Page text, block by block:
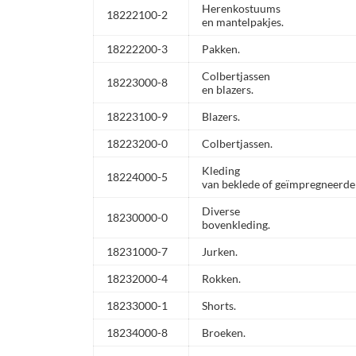
18222100-2
Herenkostuums
en mantelpakjes.
18222200-3
Pakken.
18223000-8
Colbertjassen
en blazers.
18223100-9
Blazers.
18223200-0
Colbertjassen.
18224000-5
Kleding
van beklede of
18230000-0
Diverse
bovenkleding.
18231000-7
Jurken.
18232000-4
Rokken.
18233000-1
Shorts.
18234000-8
Broeken.